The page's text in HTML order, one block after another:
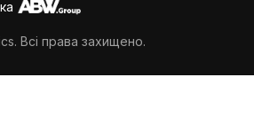
Всі права захищено.